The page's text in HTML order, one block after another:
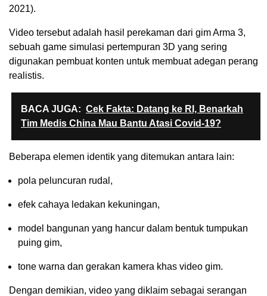
2021).
Video tersebut adalah hasil perekaman dari gim Arma 3,
sebuah game simulasi pertempuran 3D yang sering
digunakan pembuat konten untuk membuat adegan perang
realistis.
BACA JUGA: Cek Fakta: Datang ke RI, Benarkah
Tim Medis China Mau Bantu Atasi Covid-19?
Beberapa elemen identik yang ditemukan antara lain:
pola peluncuran rudal,
efek cahaya ledakan kekuningan,
model bangunan yang hancur dalam bentuk tumpukan
puing gim,
tone warna dan gerakan kamera khas video gim.
Dengan demikian, video yang diklaim sebagai serangan